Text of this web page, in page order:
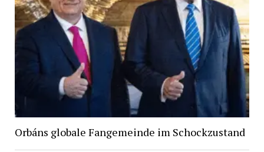
Orbáns globale Fangemeinde im Schockzustand